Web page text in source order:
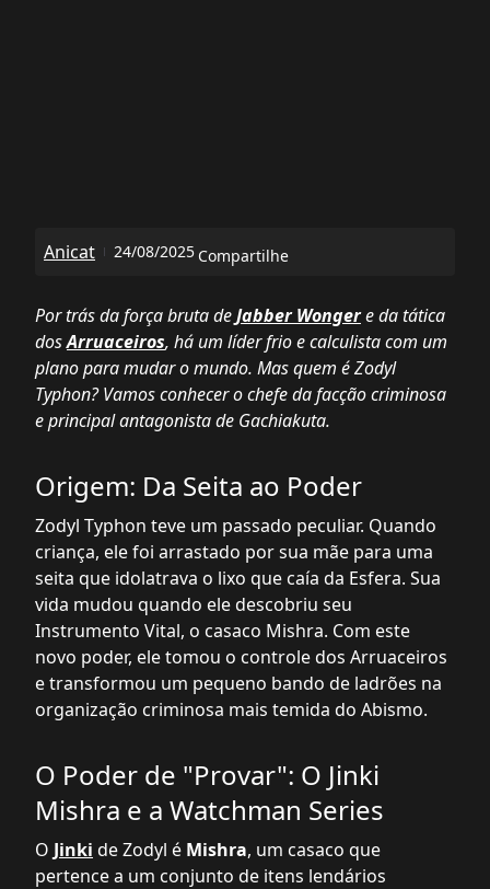
Anicat 24/08/2025 Compartilhe
Por trás da força bruta deJabber Wongere da tática
dosArruaceiros, há um líder frio e calculista com um
plano para mudar o mundo. Mas quem é Zodyl
Typhon? Vamos conhecer o chefe da facção criminosa
e principal antagonista de Gachiakuta.
Origem: Da Seita ao Poder
Zodyl Typhon teve um passado peculiar. Quando
criança, ele foi arrastado por sua mãe para uma
seita que idolatrava o lixo que caía da Esfera. Sua
vida mudou quando ele descobriu seu
Instrumento Vital, o casaco Mishra. Com este
novo poder, ele tomou o controle dos Arruaceiros
e transformou um pequeno bando de ladrões na
organização criminosa mais temida do Abismo.
O Poder de "Provar": O Jinki
Mishra e a Watchman Series
O Jinki de Zodyl é Mishra, um casaco que
pertence a um conjunto de itens lendários